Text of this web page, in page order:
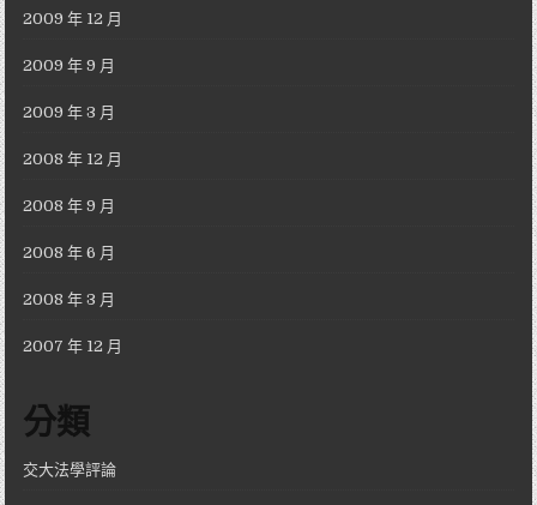
2009 年 12 月
2009 年 9 月
2009 年 3 月
2008 年 12 月
2008 年 9 月
2008 年 6 月
2008 年 3 月
2007 年 12 月
分類
交大法學評論